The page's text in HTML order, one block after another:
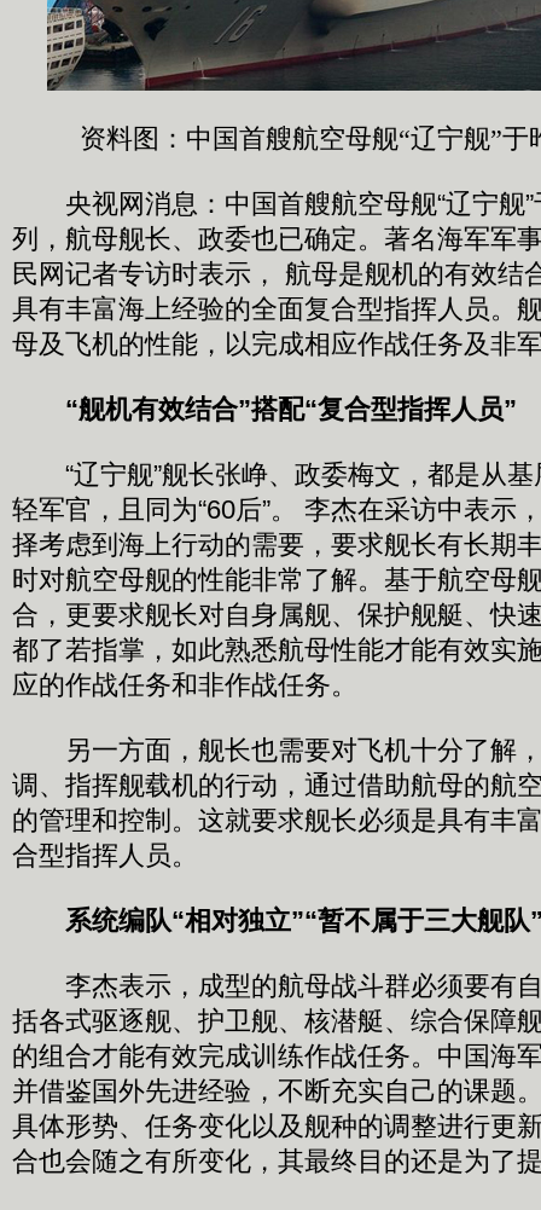
资料图：中国首艘航空母舰“辽宁舰”
央视网消息：中国首艘航空母舰“辽宁舰”
列，航母舰长、政委也已确定。著名海军军
民网记者专访时表示， 航母是舰机的有效结
具有丰富海上经验的全面复合型指挥人员。
母及飞机的性能，以完成相应作战任务及非
“舰机有效结合”搭配“复合型指挥人员”
“辽宁舰”舰长张峥、政委梅文，都是从基
轻军官，且同为“60后”。 李杰在采访中表示
择考虑到海上行动的需要，要求舰长有长期
时对航空母舰的性能非常了解。基于航空母
合，更要求舰长对自身属舰、保护舰艇、快
都了若指掌，如此熟悉航母性能才能有效实
应的作战任务和非作战任务。
另一方面，舰长也需要对飞机十分了解
调、指挥舰载机的行动，通过借助航母的航
的管理和控制。这就要求舰长必须是具有丰
合型指挥人员。
系统编队“相对独立”“暂不属于三大舰队
李杰表示，成型的航母战斗群必须要有
括各式驱逐舰、护卫舰、核潜艇、综合保障
的组合才能有效完成训练作战任务。中国海
并借鉴国外先进经验，不断充实自己的课题
具体形势、任务变化以及舰种的调整进行更
合也会随之有所变化，其最终目的还是为了